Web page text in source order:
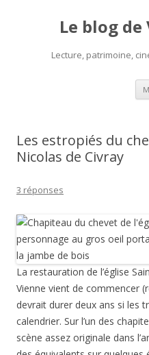
Le blog
Lecture, patrimoine,
Les estropiés du
Nicolas de Civray
3 réponses
La restauration de l’église
Vienne vient de commencer
devrait durer deux ans si les
calendrier. Sur l’un des
scène assez originale dans